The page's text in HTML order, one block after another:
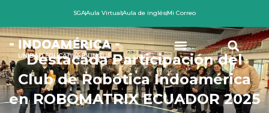
contenido
SGAAula VirtualAula de inglésMi Correo
Destacada Participación del
Club de Robótica Indoamérica
en ROBOMATRIX ECUADOR 2025